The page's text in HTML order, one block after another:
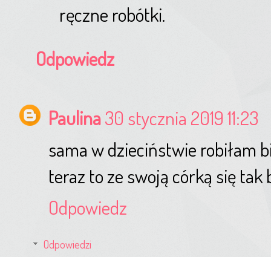
ręczne robótki.
Odpowiedz
Paulina30 stycznia 2019 11:23
sama w dzieciństwie robiłam
teraz to ze swoją córką się tak
Odpowiedz
Odpowiedzi